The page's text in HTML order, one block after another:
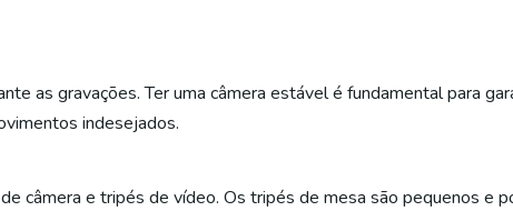
as gravações. Ter uma câmera estável é fundamental para
indesejados.
câmera e tripés de vídeo. Os tripés de mesa são pequenos e